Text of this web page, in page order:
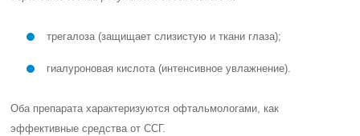
трегалоза (защищает слизистую и ткани глаза);
гиалуроновая кислота (интенсивное увлажнение).
Оба препарата характеризуются офтальмологами, как
эффективные средства от ССГ.